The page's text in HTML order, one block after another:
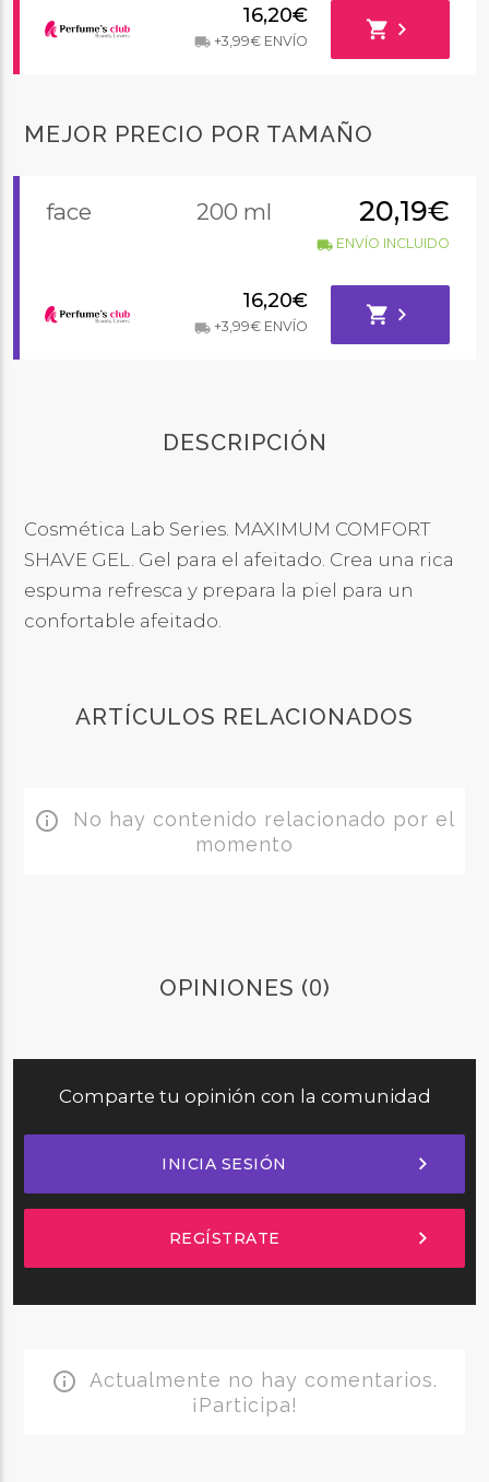
16,20€
local_shipping+3,99€ ENVÍO shopping_cart chevron_right
MEJOR PRECIO POR TAMAÑO
face 200 ml 20,19€
local_shippingENVÍO INCLUIDO
16,20€
local_shipping+3,99€ ENVÍO shopping_cart chevron_right
DESCRIPCIÓN
Cosmética Lab Series. MAXIMUM COMFORT
SHAVE GEL. Gel para el afeitado. Crea una rica
espuma refresca y prepara la piel para un
confortable afeitado.
ARTÍCULOS RELACIONADOS
info_outline No hay contenido relacionado por el
momento
OPINIONES (0)
Comparte tu opinión con la comunidad
INICIA SESIÓN chevron_right
REGÍSTRATE chevron_right
info_outline Actualmente no hay comentarios.
¡Participa!